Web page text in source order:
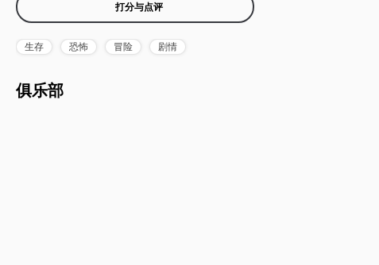
打分与点评
生存 恐怖 冒险 剧情
俱乐部